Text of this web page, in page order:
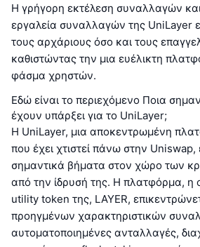
Η γρήγορη εκτέλεση συναλλαγών
εργαλεία συναλλαγών της UniLayer
τους αρχάριους όσο και τους
καθιστώντας την μια ευέλικτη
φάσμα χρηστών.
Εδώ είναι το περιεχόμενο Ποια
έχουν υπάρξει για το UniLayer;
Η UniLayer, μια αποκεντρωμένη
που έχει χτιστεί πάνω στην Uniswap,
σημαντικά βήματα στον χώρο των
από την ίδρυσή της. Η πλατφόρμα, η
utility token της, LAYER,
προηγμένων χαρακτηριστικών
αυτοματοποιημένες ανταλλαγές,